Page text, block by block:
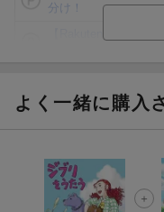
分け！
が当たる！
条件達成で楽天限定
が当たる
エントリー＆条件達
よく一緒に購入